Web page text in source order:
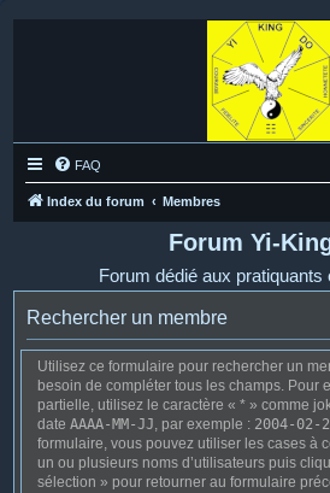
FAQ
Index du forum Membres
Forum Yi-
Forum dédié aux pratiquants
Rechercher un membre
Utilisez ce formulaire pour rechercher un
besoin de compléter tous les champs. Pour
partielle, utilisez le caractère « * » comme
date AAAA-MM-JJ, par exemple : 2004-02-
formulaire, vous pouvez utiliser les cases à
un ou plusieurs noms d’utilisateurs puis
sélection » pour retourner au formulaire